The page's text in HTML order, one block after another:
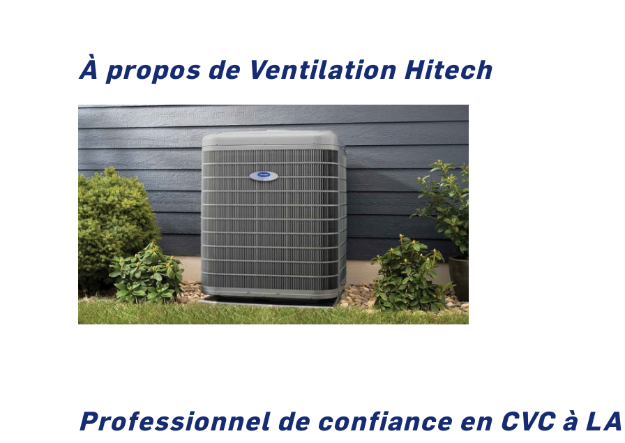
À propos de Ventilation Hitech
Professionnel de confiance en CVC à